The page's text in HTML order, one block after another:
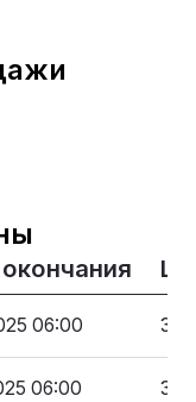
06:00
06:00